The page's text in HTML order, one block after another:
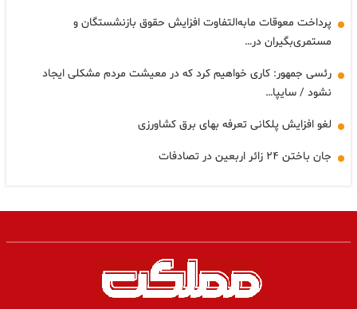
پرداخت معوقات مابه‌التفاوت افزایش حقوق بازنشستگان و
مستمری‌بگیران در…
رئسی جمهور: کاری خواهیم کرد که در معیشت مردم مشکلی ایجاد
نشود / سایپا…
لغو افزایش پلکانی تعرفه بهای برق کشاورزی
جان باختن ۲۴ زائر اربعین در تصادفات